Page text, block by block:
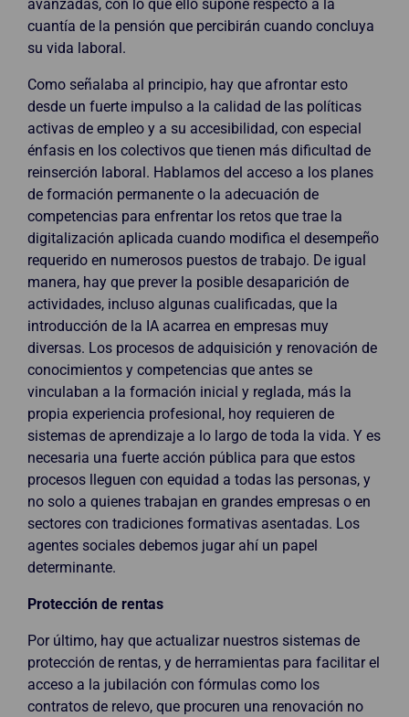
avanzadas, con lo que ello supone respecto a la
cuantía de la pensión que percibirán cuando concluya
su vida laboral.
Como señalaba al principio, hay que afrontar esto
desde un fuerte impulso a la calidad de las políticas
activas de empleo y a su accesibilidad, con especial
énfasis en los colectivos que tienen más dificultad de
reinserción laboral. Hablamos del acceso a los planes
de formación permanente o la adecuación de
competencias para enfrentar los retos que trae la
digitalización aplicada cuando modifica el desempeño
requerido en numerosos puestos de trabajo. De igual
manera, hay que prever la posible desaparición de
actividades, incluso algunas cualificadas, que la
introducción de la IA acarrea en empresas muy
diversas. Los procesos de adquisición y renovación de
conocimientos y competencias que antes se
vinculaban a la formación inicial y reglada, más la
propia experiencia profesional, hoy requieren de
sistemas de aprendizaje a lo largo de toda la vida. Y es
necesaria una fuerte acción pública para que estos
procesos lleguen con equidad a todas las personas, y
no solo a quienes trabajan en grandes empresas o en
sectores con tradiciones formativas asentadas. Los
agentes sociales debemos jugar ahí un papel
determinante.
Protección de rentas
Por último, hay que actualizar nuestros sistemas de
protección de rentas, y de herramientas para facilitar el
acceso a la jubilación con fórmulas como los
contratos de relevo, que procuren una renovación no